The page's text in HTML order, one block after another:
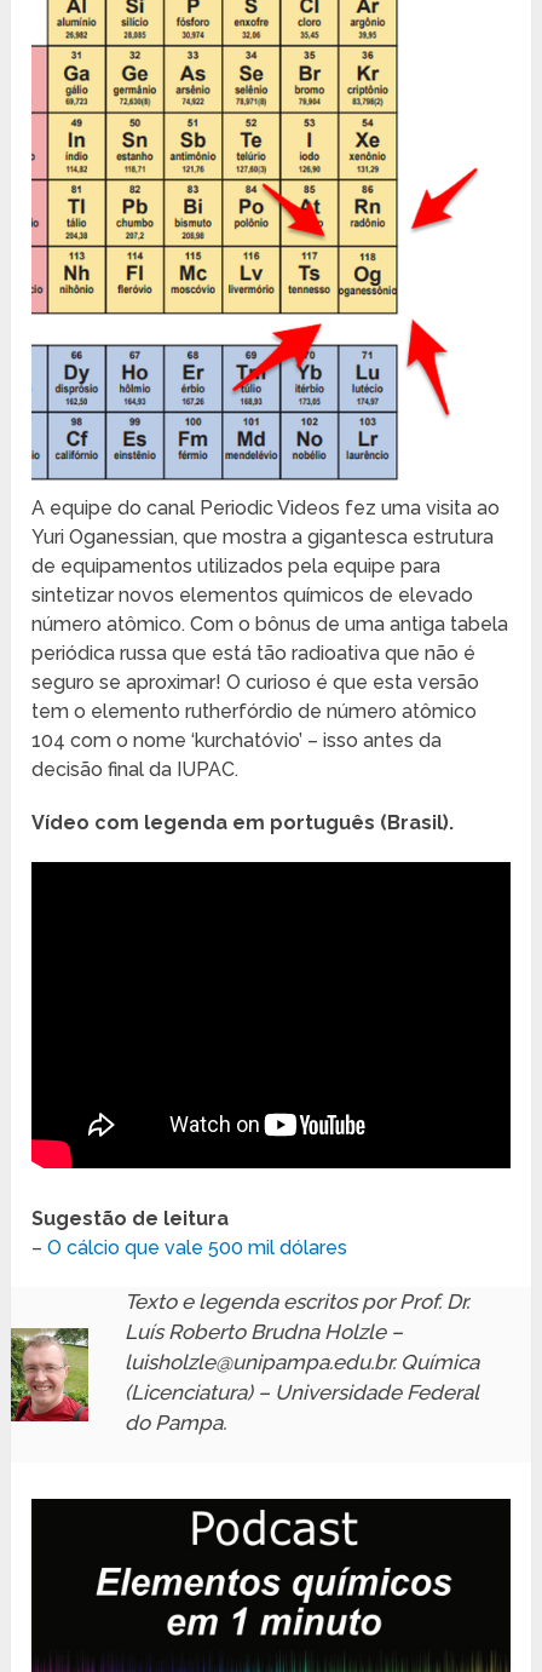
A equipe do canal Periodic Videos fez uma visita ao
Yuri Oganessian, que mostra a gigantesca estrutura
de equipamentos utilizados pela equipe para
sintetizar novos elementos químicos de elevado
número atômico. Com o bônus de uma antiga tabela
periódica russa que está tão radioativa que não é
seguro se aproximar! O curioso é que esta versão
tem o elemento rutherfórdio de número atômico
104 com o nome ‘kurchatóvio’ – isso antes da
decisão final da IUPAC.
Vídeo com legenda em português (Brasil).
Sugestão de leitura
–O cálcio que vale 500 mil dólares
Texto e legenda escritos por Prof. Dr.
Luís Roberto Brudna Holzle –
luisholzle@unipampa.edu.br. Química
(Licenciatura) – Universidade Federal
do Pampa.